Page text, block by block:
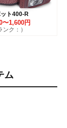
ット400-R
〜1,600円
ンク：）
ム